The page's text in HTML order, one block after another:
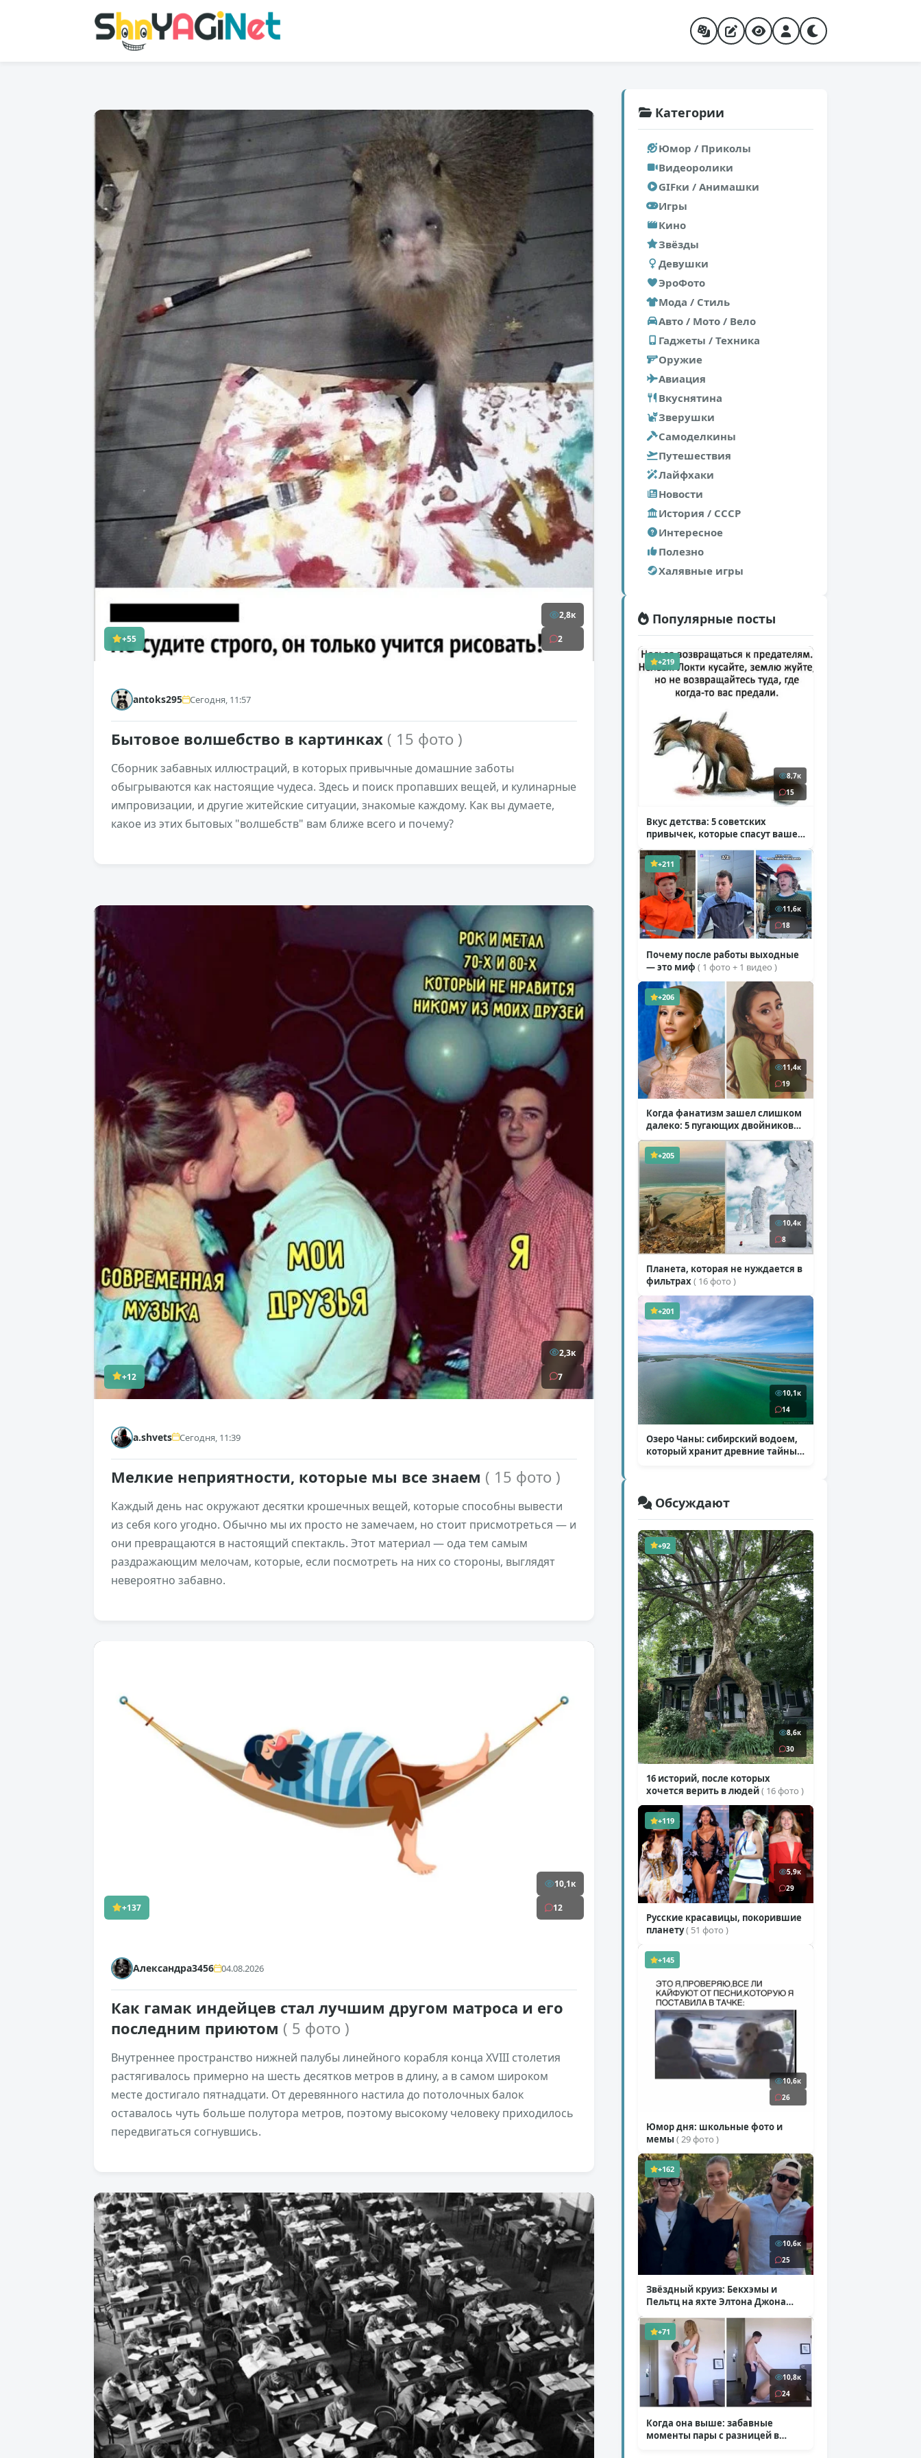
+55
2,8к
2
antoks295 Сегодня, 11:57
Бытовое волшебство в картинках ( 15 фото )
Сборник забавных иллюстраций, в которых привычные домашние заботы
обыгрываются как настоящие чудеса. Здесь и поиск пропавших вещей, и кулинарные
импровизации, и другие житейские ситуации, знакомые каждому. Как вы думаете,
какое из этих бытовых "волшебств" вам ближе всего и почему?
+12
2,3к
7
a.shvets Сегодня, 11:39
Мелкие неприятности, которые мы все знаем ( 15 фото )
Каждый день нас окружают десятки крошечных вещей, которые способны вывести
из себя кого угодно. Обычно мы их просто не замечаем, но стоит присмотреться — и
они превращаются в настоящий спектакль. Этот материал — ода тем самым
раздражающим мелочам, которые, если посмотреть на них со стороны, выглядят
невероятно забавно.
+137
10,1к
12
Александра3456 04.08.2026
Как гамак индейцев стал лучшим другом матроса и его
последним приютом ( 5 фото )
Внутреннее пространство нижней палубы линейного корабля конца XVIII столетия
растягивалось примерно на шесть десятков метров в длину, а в самом широком
месте достигало пятнадцати. От деревянного настила до потолочных балок
оставалось чуть больше полутора метров, поэтому высокому человеку приходилось
передвигаться согнувшись.
Категории
Юмор / Приколы
Видеоролики
GIFки / Анимашки
Игры
Кино
Звёзды
Девушки
ЭроФото
Мода / Стиль
Авто / Мото / Вело
Гаджеты / Техника
Оружие
Авиация
Вкуснятина
Зверушки
Самоделкины
Путешествия
Лайфхаки
Новости
История / СССР
Интересное
Полезно
Халявные игры
Популярные посты
+219
8,7к
15
Вкус детства: 5 советских
привычек, которые спасут ваше
+211
11,6к
18
Почему после работы выходные
— это миф ( 1 фото + 1 видео )
+206
11,4к
19
Когда фанатизм зашел слишком
далеко: 5 пугающих двойников
звезд( 10 фото )
+205
10,4к
8
Планета, которая не нуждается в
фильтрах( 16 фото )
+201
10,1к
14
Озеро Чаны: сибирский водоем,
который хранит древние тайны
Обсуждают
+92
8,6к
30
16 историй, после которых
хочется верить в людей( 16 фото )
+119
5,9к
29
Русские красавицы, покорившие
планету( 51 фото )
+145
10,6к
26
Юмор дня: школьные фото и
мемы ( 29 фото )
+162
10,6к
25
Звёздный круиз: Бекхэмы и
Пельтц на яхте Элтона Джона
+71
10,8к
24
Когда она выше: забавные
моменты пары с разницей в